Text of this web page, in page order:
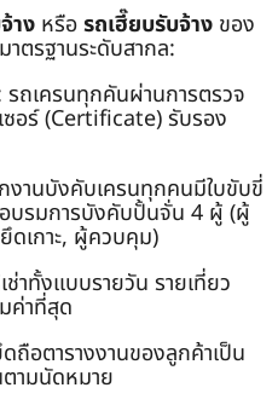
าง หรือรถเฮี๊ยบรับจ้าง ของ
าตรฐานระดับสากล:
รถเครนทุกคันผ่านการตรวจ
ซอร์ (Certificate) รับรอง
านบังคับเครนทุกคนมีใบขับขี่
อบรมการบังคับปั้นจั่น 4 ผู้ (ผู้
เกาะ, ผู้ควบคุม)
ช่าทั้งแบบรายวัน รายเที่ยว
ค่าที่สุด
ดถือตารางงานของลูกค้าเป็น
ามนัดหมาย